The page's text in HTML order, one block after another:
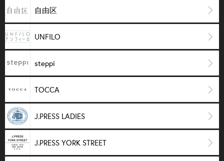
自由区
UNFILO
steppi
TOCCA
J.PRESS LADIES
J.PRESS YORK STREET